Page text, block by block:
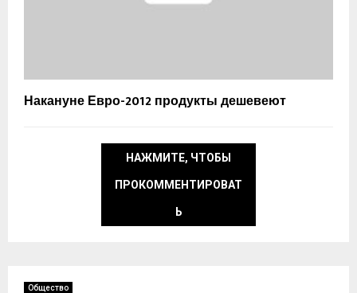
Накануне Евро-2012 продукты дешевеют
НАЖМИТЕ, ЧТОБЫ
ПРОКОММЕНТИРОВАТ
Ь
Общество